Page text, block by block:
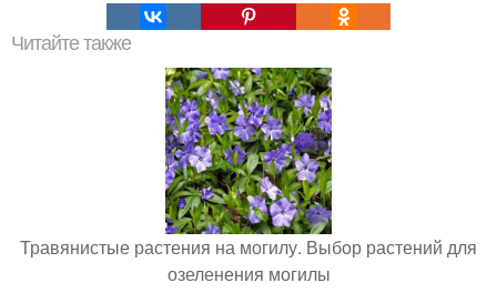
Читайте также
Травянистые растения на могилу. Выбор растений для
озеленения могилы